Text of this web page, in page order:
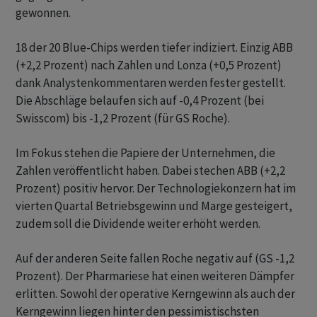
gewonnen.
18 der 20 Blue-Chips werden tiefer indiziert. Einzig ABB
(+2,2 Prozent) nach Zahlen und Lonza (+0,5 Prozent)
dank Analystenkommentaren werden fester gestellt.
Die Abschläge belaufen sich auf -0,4 Prozent (bei
Swisscom) bis -1,2 Prozent (für GS Roche).
Im Fokus stehen die Papiere der Unternehmen, die
Zahlen veröffentlicht haben. Dabei stechen ABB (+2,2
Prozent) positiv hervor. Der Technologiekonzern hat im
vierten Quartal Betriebsgewinn und Marge gesteigert,
zudem soll die Dividende weiter erhöht werden.
Auf der anderen Seite fallen Roche negativ auf (GS -1,2
Prozent). Der Pharmariese hat einen weiteren Dämpfer
erlitten. Sowohl der operative Kerngewinn als auch der
Kerngewinn liegen hinter den pessimistischsten